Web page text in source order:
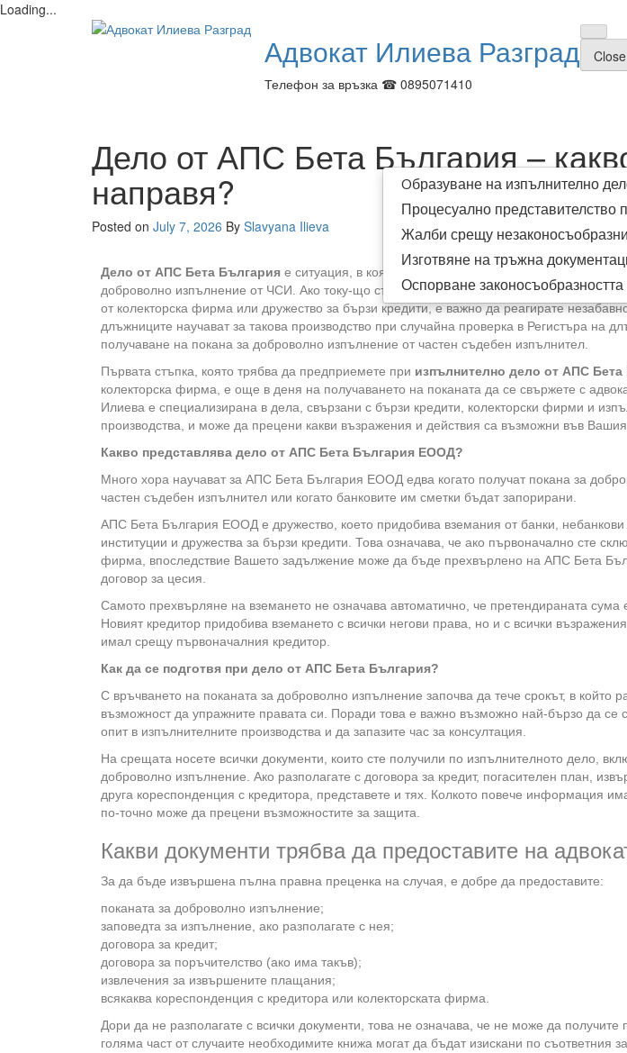
Loading...
Адвокат Илиева Разград
Телефон за връзка ☎ 0895071410
Oбразуване на изпълнително
Процесуално представителство
Жалби срещу
Изготвяне на тръжна
Оспорване
Дело от АПС Бета България –
направя?
Posted on July 7, 2026 By Slavyana Ilieva
Дело от АПС Бета България е ситуация, в която много хора разбират едва след
доброволно изпълнение от ЧСИ. Ако току-що сте разбрали, че срещу Вас е образувано
от колекторска фирма или дружество за бързи кредити, е важно да реагирате
длъжниците научават за такова производство при случайна проверка в Регистъра на
получаване на покана за доброволно изпълнение от частен съдебен изпълнител.
Първата стъпка, която трябва да предприемете при изпълнително дело от АПС Бета
колекторска фирма, е още в деня на получаването на поканата да се свържете с
Илиева е специализирана в дела, свързани с бързи кредити, колекторски фирми и
производства, и може да прецени какви възражения и действия са възможни във Вашия
Какво представлява дело от АПС Бета България ЕООД?
Много хора научават за АПС Бета България ЕООД едва когато получат покана за
частен съдебен изпълнител или когато банковите им сметки бъдат запорирани.
АПС Бета България ЕООД е дружество, което придобива вземания от банки,
институции и дружества за бързи кредити. Това означава, че ако първоначално сте
фирма, впоследствие Вашето задължение може да бъде прехвърлено на АПС Бета
договор за цесия.
Самото прехвърляне на вземането не означава автоматично, че претендираната сума
Новият кредитор придобива вземането с всички негови права, но и с всички
имал срещу първоначалния кредитор.
Как да се подготвя при дело от АПС Бета България?
С връчването на поканата за доброволно изпълнение започва да тече срокът, в който
възможност да упражните правата си. Поради това е важно възможно най-бързо да се
опит в изпълнителните производства и да запазите час за консултация.
На срещата носете всички документи, които сте получили по изпълнителното дело,
доброволно изпълнение. Ако разполагате с договора за кредит, погасителен план,
друга кореспонденция с кредитора, представете и тях. Колкото повече информация
по-точно може да прецени възможностите за защита.
Какви документи трябва да предоставите на
За да бъде извършена пълна правна преценка на случая, е добре да предоставите:
поканата за доброволно изпълнение;
заповедта за изпълнение, ако разполагате с нея;
договора за кредит;
договора за поръчителство (ако има такъв);
извлечения за извършените плащания;
всякаква кореспонденция с кредитора или колекторската фирма.
Дори да не разполагате с всички документи, това не означава, че не може да
голяма част от случаите необходимите книжа могат да бъдат изискани по съответния